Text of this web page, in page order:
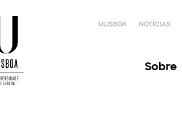
ULISBOA NOTÍCIAS
Sobre